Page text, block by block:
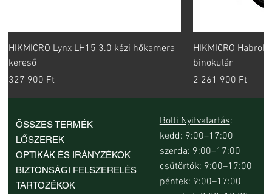
HIKMICRO Lynx LH15 3.0 kézi hőkamera
kereső
Ár
327 900 Ft
HIKMICRO
binokulár
Ár
2 261 900 Ft
új
ÖSSZES TERMÉK
LŐSZEREK
OPTIKÁK ÉS IRÁNYZÉKOK
BIZTONSÁGI FELSZERELÉS
TARTOZÉKOK
Bolti Nyitvatartás:
kedd: 9:00–17:00
szerda: 9:00–17:00
csütörtök: 9:00–17:00
péntek: 9:00–17:00